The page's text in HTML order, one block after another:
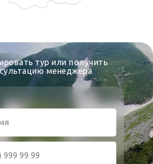
тур или получить
менеджера